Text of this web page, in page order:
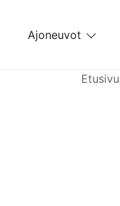
content
Ajoneuvot
Etusivu